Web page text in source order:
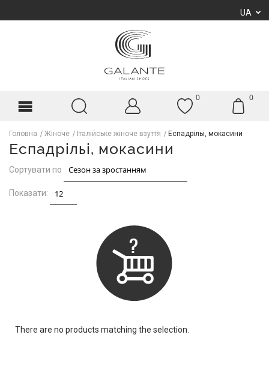
UA
0 0
Головна Жіноче Італійське жіноче взуття Еспадрільі, мокасини
Еспадрільі, мокасини
Сортувати по
Показати:
There are no products matching the selection.